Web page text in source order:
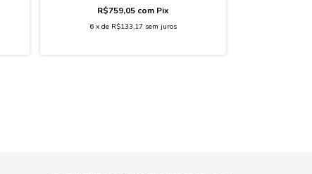
R$759,05 com Pix
6 x de R$133,17 sem juros